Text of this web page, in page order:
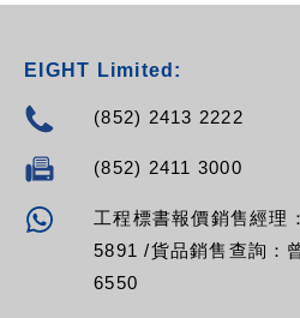
EIGHT Limited:
(852) 2413 2222
(852) 2411 3000
工程標書報價銷售經理
5891 /貨品銷售查詢：
6550